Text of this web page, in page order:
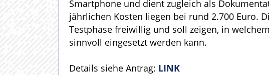
Smartphone und dient zugleich als
jährlichen Kosten liegen bei rund 2.700 Euro.
Testphase freiwillig und soll zeigen, in
sinnvoll eingesetzt werden kann.
Details siehe Antrag: LINK